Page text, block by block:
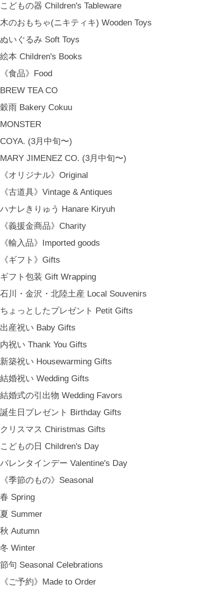
こどもの器 Children's Tableware
木のおもちゃ(ニキティキ) Wooden Toys
ぬいぐるみ Soft Toys
絵本 Children's Books
《食品》Food
BREW TEA CO
穀雨 Bakery Cokuu
MONSTER
COYA. (3月中旬〜)
MARY JIMENEZ CO. (3月中旬〜)
《オリジナル》Original
《古道具》Vintage & Antiques
ハナレきりゅう Hanare Kiryuh
《義援金商品》Charity
《輸入品》Imported goods
《ギフト》Gifts
ギフト包装 Gift Wrapping
石川・金沢・北陸土産 Local Souvenirs
ちょっとしたプレゼント Petit Gifts
出産祝い Baby Gifts
内祝い Thank You Gifts
新築祝い Housewarming Gifts
結婚祝い Wedding Gifts
結婚式の引出物 Wedding Favors
誕生日プレゼント Birthday Gifts
クリスマス Chiristmas Gifts
こどもの日 Children's Day
バレンタインデー Valentine's Day
《季節のもの》Seasonal
春 Spring
夏 Summer
秋 Autumn
冬 Winter
節句 Seasonal Celebrations
《ご予約》Made to Order
クリスマス Chiristmas Gifts
こどもの日 Children's Day
バレンタインデー Valentine's Day
《季節のもの》Seasonal
春 Spring
夏 Summer
秋 Autumn
冬 Winter
節句 Seasonal Celebrations
《ご予約》Made to Order